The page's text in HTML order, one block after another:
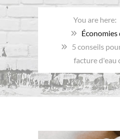
Économies
5 conseils
facture d'eau